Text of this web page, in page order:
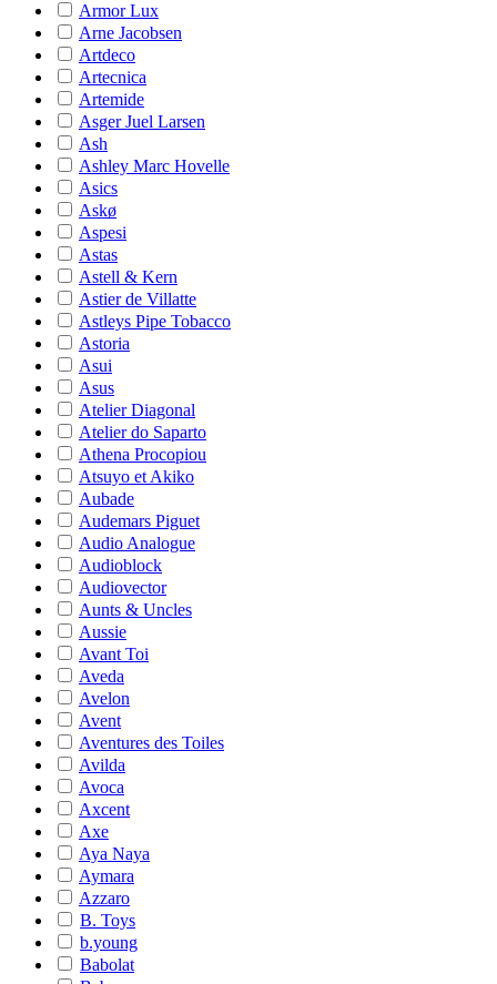
Armor Lux
Arne Jacobsen
Artdeco
Artecnica
Artemide
Asger Juel Larsen
Ash
Ashley Marc Hovelle
Asics
Askø
Aspesi
Astas
Astell & Kern
Astier de Villatte
Astleys Pipe Tobacco
Astoria
Asui
Asus
Atelier Diagonal
Atelier do Saparto
Athena Procopiou
Atsuyo et Akiko
Aubade
Audemars Piguet
Audio Analogue
Audioblock
Audiovector
Aunts & Uncles
Aussie
Avant Toi
Aveda
Avelon
Avent
Aventures des Toiles
Avilda
Avoca
Axcent
Axe
Aya Naya
Aymara
Azzaro
B. Toys
b.young
Babolat